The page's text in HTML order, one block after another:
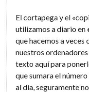
El cortapega y el
utilizamos a diario en
que hacemos a
nuestros
texto aquí para
que sumara el
al día, seguramente